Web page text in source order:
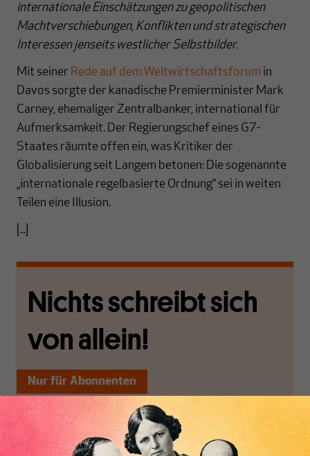
internationale Einschätzungen zu geopolitischen
Machtverschiebungen, Konflikten und strategischen
Interessen jenseits westlicher Selbstbilder.
Mit seiner Rede auf dem Weltwirtschaftsforum in
Davos sorgte der kanadische Premierminister Mark
Carney, ehemaliger Zentralbanker, international für
Aufmerksamkeit. Der Regierungschef eines G7-
Staates räumte offen ein, was Kritiker der
Globalisierung seit Langem betonen: Die sogenannte
„internationale regelbasierte Ordnung“ sei in weiten
Teilen eine Illusion.
[...]
Nichts schreibt sich
von allein!
Nur für Abonnenten
MAKROSKOP analysiert
wirtschaftspolitische
Themen aus einer
Wir verlassen die
journalistische Filterblase,
in der sich viele